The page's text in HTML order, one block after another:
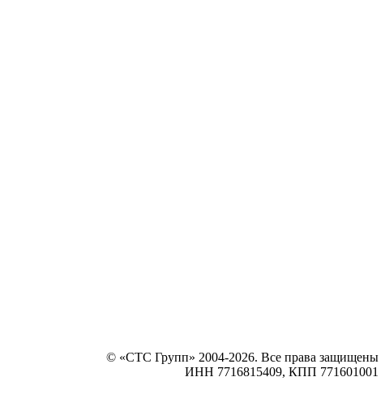
© «СТС Групп» 2004-2026. Все права защищены
ИНН 7716815409, КПП 771601001